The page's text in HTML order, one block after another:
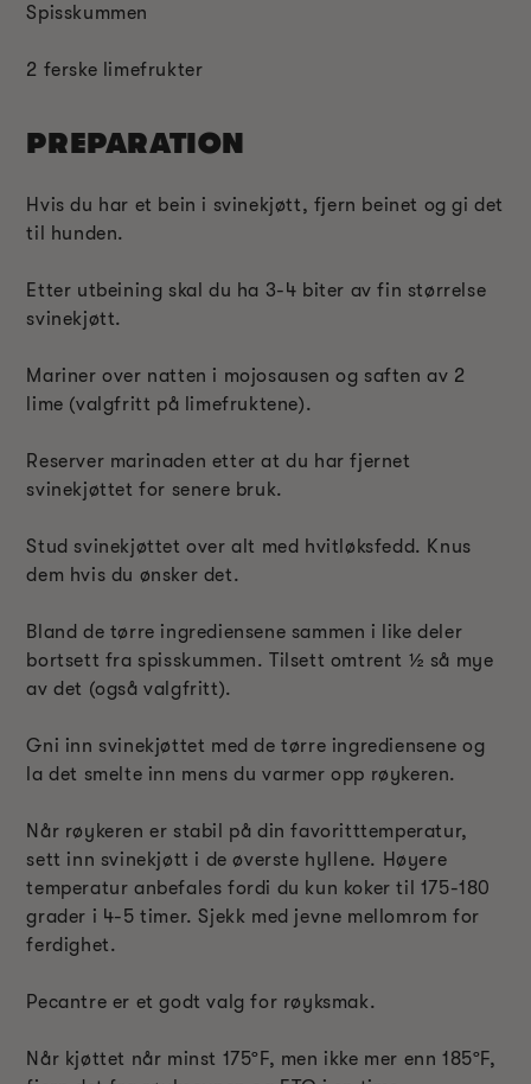
Spisskummen
2 ferske limefrukter
PREPARATION
Hvis du har et bein i svinekjøtt, fjern beinet og gi det
til hunden.
Etter utbeining skal du ha 3-4 biter av fin størrelse
svinekjøtt.
Mariner over natten i mojosausen og saften av 2
lime (valgfritt på limefruktene).
Reserver marinaden etter at du har fjernet
svinekjøttet for senere bruk.
Stud svinekjøttet over alt med hvitløksfedd. Knus
dem hvis du ønsker det.
Bland de tørre ingrediensene sammen i like deler
bortsett fra spisskummen. Tilsett omtrent ½ så mye
av det (også valgfritt).
Gni inn svinekjøttet med de tørre ingrediensene og
la det smelte inn mens du varmer opp røykeren.
Når røykeren er stabil på din favoritttemperatur,
sett inn svinekjøtt i de øverste hyllene. Høyere
temperatur anbefales fordi du kun koker til 175-180
grader i 4-5 timer. Sjekk med jevne mellomrom for
ferdighet.
Pecantre er et godt valg for røyksmak.
Når kjøttet når minst 175ºF, men ikke mer enn 185ºF,